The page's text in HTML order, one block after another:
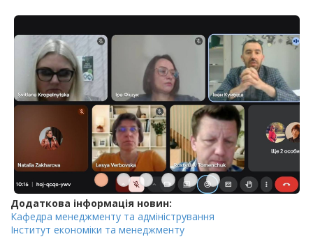
Додаткова інформація новин:
Кафедра менеджменту та адміністрування
Інститут економіки та менеджменту